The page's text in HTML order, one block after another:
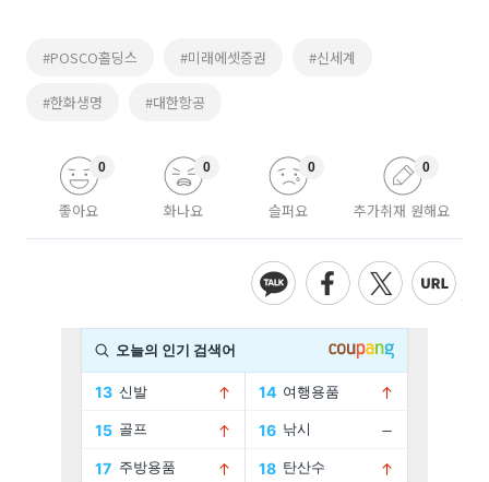
#POSCO홀딩스 #미래에셋증권 #신세계
#한화생명 #대한항공
좋아요
0
화나요
0
슬퍼요
0
추가취재 원해요
0